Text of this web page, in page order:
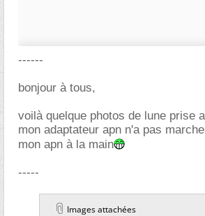
------
bonjour à tous,
voilà quelque photos de lune prise
mon adaptateur apn n'a pas
mon apn à la main
-----
Images attachées